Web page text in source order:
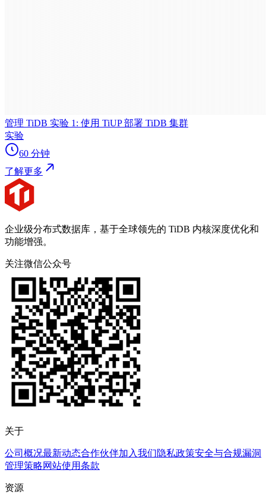
管理 TiDB 实验 1: 使用 TiUP 部署 TiDB 集群
实验
60 分钟
了解更多
企业级分布式数据库，基于全球领先的 TiDB 内核深度优化和
功能增强。
关注微信公众号
关于
公司概况最新动态合作伙伴加入我们隐私政策安全与合规漏洞
管理策略网站使用条款
资源